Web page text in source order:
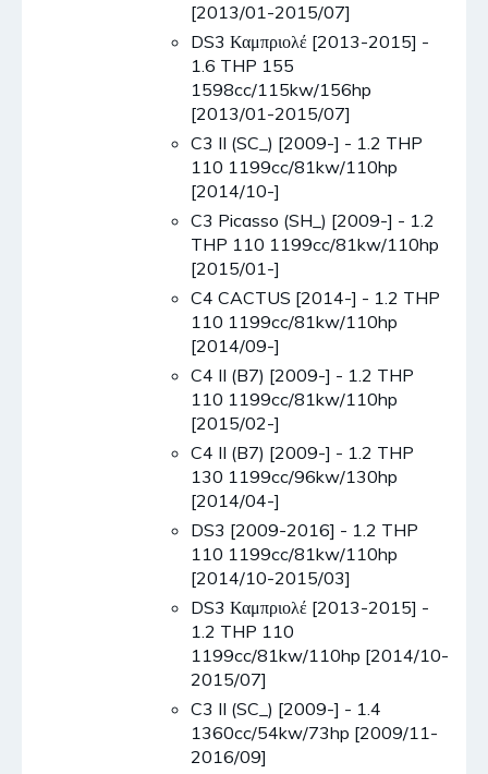
[2013/01-2015/07]
DS3 Καμπριολέ [2013-2015] -
1.6 THP 155
1598cc/115kw/156hp
[2013/01-2015/07]
C3 II (SC_) [2009-] - 1.2 THP
110 1199cc/81kw/110hp
[2014/10-]
C3 Picasso (SH_) [2009-] - 1.2
THP 110 1199cc/81kw/110hp
[2015/01-]
C4 CACTUS [2014-] - 1.2 THP
110 1199cc/81kw/110hp
[2014/09-]
C4 II (B7) [2009-] - 1.2 THP
110 1199cc/81kw/110hp
[2015/02-]
C4 II (B7) [2009-] - 1.2 THP
130 1199cc/96kw/130hp
[2014/04-]
DS3 [2009-2016] - 1.2 THP
110 1199cc/81kw/110hp
[2014/10-2015/03]
DS3 Καμπριολέ [2013-2015] -
1.2 THP 110
1199cc/81kw/110hp [2014/10-
2015/07]
C3 II (SC_) [2009-] - 1.4
1360cc/54kw/73hp [2009/11-
2016/09]